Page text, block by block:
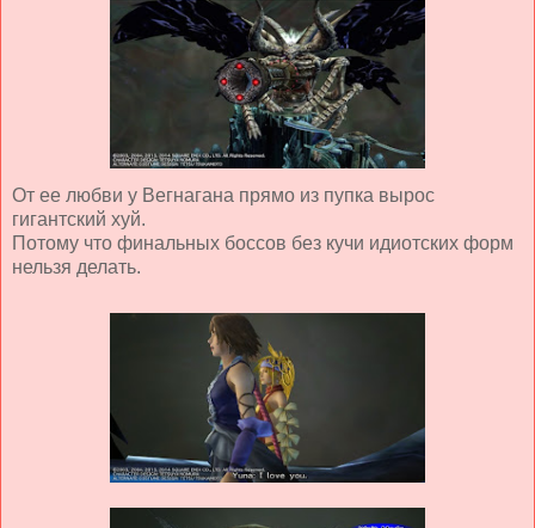
От ее любви у Вегнагана прямо из пупка вырос
гигантский хуй.
Потому что финальных боссов без кучи идиотских форм
нельзя делать.